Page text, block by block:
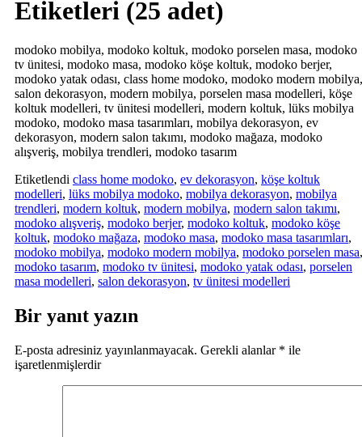
Etiketleri (25 adet)
modoko mobilya, modoko koltuk, modoko porselen masa, modoko
tv ünitesi, modoko masa, modoko köşe koltuk, modoko berjer,
modoko yatak odası, class home modoko, modoko modern mobilya,
salon dekorasyon, modern mobilya, porselen masa modelleri, köşe
koltuk modelleri, tv ünitesi modelleri, modern koltuk, lüks mobilya
modoko, modoko masa tasarımları, mobilya dekorasyon, ev
dekorasyon, modern salon takımı, modoko mağaza, modoko
alışveriş, mobilya trendleri, modoko tasarım
Etiketlendi class home modoko, ev dekorasyon, köşe koltuk
modelleri, lüks mobilya modoko, mobilya dekorasyon, mobilya
trendleri, modern koltuk, modern mobilya, modern salon takımı,
modoko alışveriş, modoko berjer, modoko koltuk, modoko köşe
koltuk, modoko mağaza, modoko masa, modoko masa tasarımları,
modoko mobilya, modoko modern mobilya, modoko porselen masa,
modoko tasarım, modoko tv ünitesi, modoko yatak odası, porselen
masa modelleri, salon dekorasyon, tv ünitesi modelleri
Bir yanıt yazın
E-posta adresiniz yayınlanmayacak. Gerekli alanlar * ile
işaretlenmişlerdir